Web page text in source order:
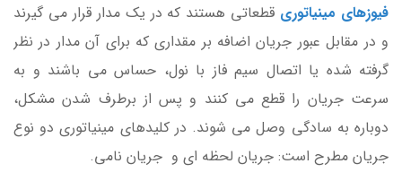
فیوزهای مینیاتوری قطعاتی هستند که در یک مدار قرار می گیرند
و در مقابل عبور جریان اضافه بر مقداری که برای آن مدار در نظر
گرفته شده یا اتصال سیم فاز با نول، حساس می باشند و به
سرعت جریان را قطع می کنند و پس از برطرف شدن مشکل،
دوباره به سادگی وصل می شوند. در کلیدهای مینیاتوری دو نوع
جریان مطرح است: جریان لحظه ای و جریان نامی.